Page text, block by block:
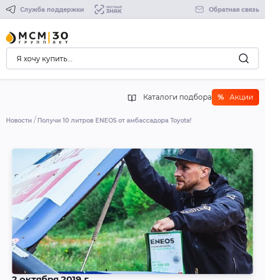
Служба поддержки Обратная связь
Каталоги подбора % Акции
Новости Получи 10 литров ENEOS от амбассадора Toyota!